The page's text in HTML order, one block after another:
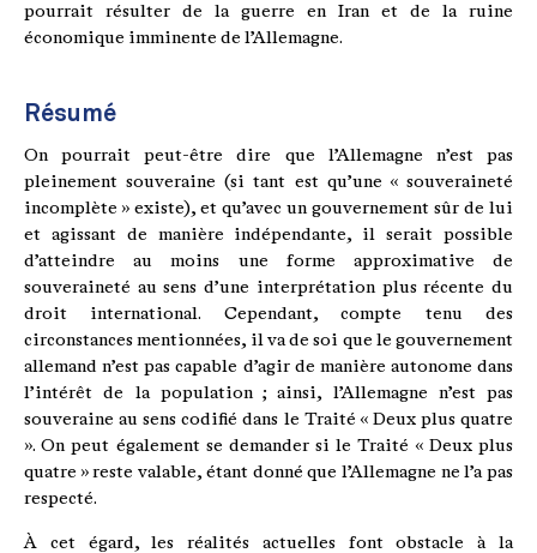
pourrait résulter de la guerre en Iran et de la ruine
économique imminente de l’Allemagne.
Résumé
On pourrait peut-être dire que l’Allemagne n’est pas
pleinement souveraine (si tant est qu’une « souveraineté
incomplète » existe), et qu’avec un gouvernement sûr de lui
et agissant de manière indépendante, il serait possible
d’atteindre au moins une forme approximative de
souveraineté au sens d’une interprétation plus récente du
droit international. Cependant, compte tenu des
circonstances mentionnées, il va de soi que le gouvernement
allemand n’est pas capable d’agir de manière autonome dans
l’intérêt de la population ; ainsi, l’Allemagne n’est pas
souveraine au sens codifié dans le Traité « Deux plus quatre
». On peut également se demander si le Traité « Deux plus
quatre » reste valable, étant donné que l’Allemagne ne l’a pas
respecté.
À cet égard, les réalités actuelles font obstacle à la